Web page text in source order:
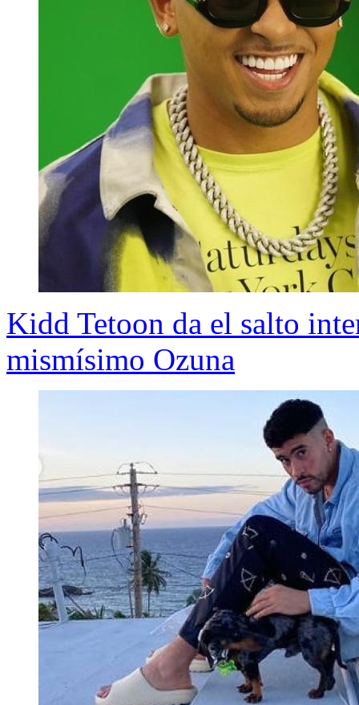
Kidd Tetoon da el salto
mismísimo Ozuna